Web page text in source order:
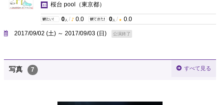
桜台 pool （東京都）
0 人 / 0.0 0 人 / 0.0
2017/09/02 (土) ～ 2017/09/03 (日) 公演終了
写真 7 すべて見る